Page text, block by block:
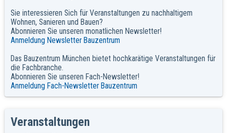
Sie interessieren Sich für Veranstaltungen zu nachhaltigem
Wohnen, Sanieren und Bauen?
Abonnieren Sie unseren monatlichen Newsletter!
Anmeldung Newsletter Bauzentrum
Das Bauzentrum München bietet hochkarätige Veranstaltungen für
die Fachbranche.
Abonnieren Sie unseren Fach-Newsletter!
Anmeldung Fach-Newsletter Bauzentrum
Veranstaltungen